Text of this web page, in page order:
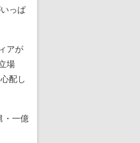
っぱ
アが
場
配し
・一億